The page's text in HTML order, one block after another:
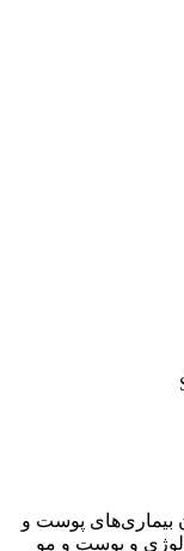
پوست و
و پوست و مو